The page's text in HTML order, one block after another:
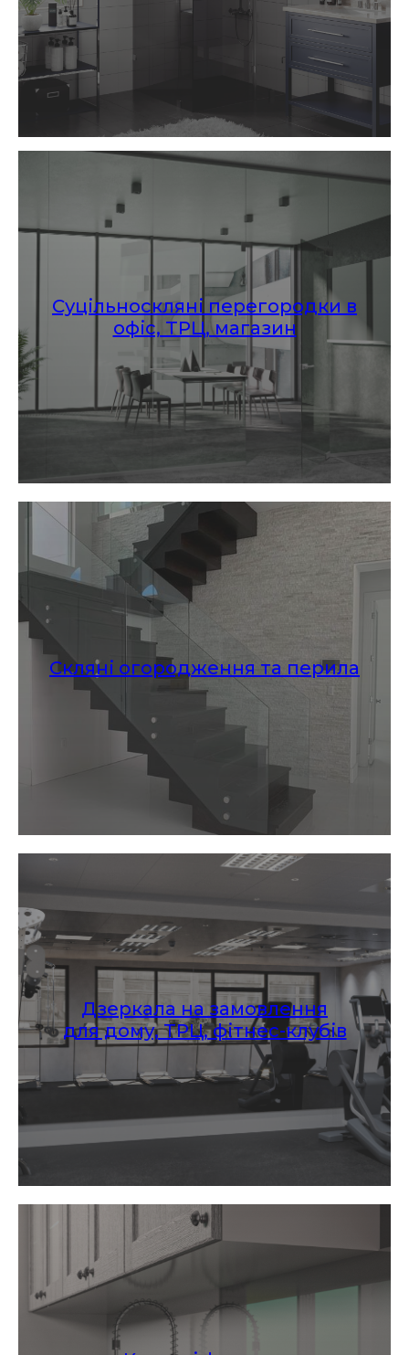
Суцільноскляні перегородки в
офіс, ТРЦ, магазин
Скляні огородження та перила
Дзеркала на замовлення
для дому, ТРЦ, фітнес-клубів